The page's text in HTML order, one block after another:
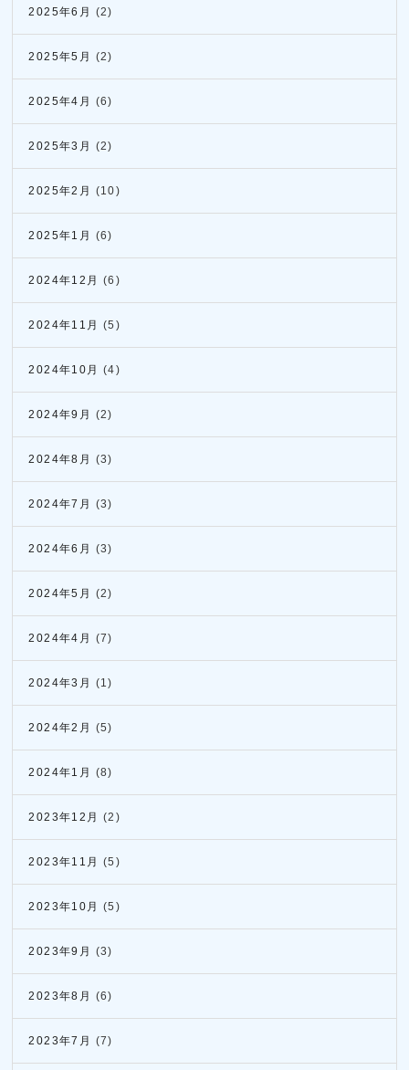
2025年6月 (2)
2025年5月 (2)
2025年4月 (6)
2025年3月 (2)
2025年2月 (10)
2025年1月 (6)
2024年12月 (6)
2024年11月 (5)
2024年10月 (4)
2024年9月 (2)
2024年8月 (3)
2024年7月 (3)
2024年6月 (3)
2024年5月 (2)
2024年4月 (7)
2024年3月 (1)
2024年2月 (5)
2024年1月 (8)
2023年12月 (2)
2023年11月 (5)
2023年10月 (5)
2023年9月 (3)
2023年8月 (6)
2023年7月 (7)